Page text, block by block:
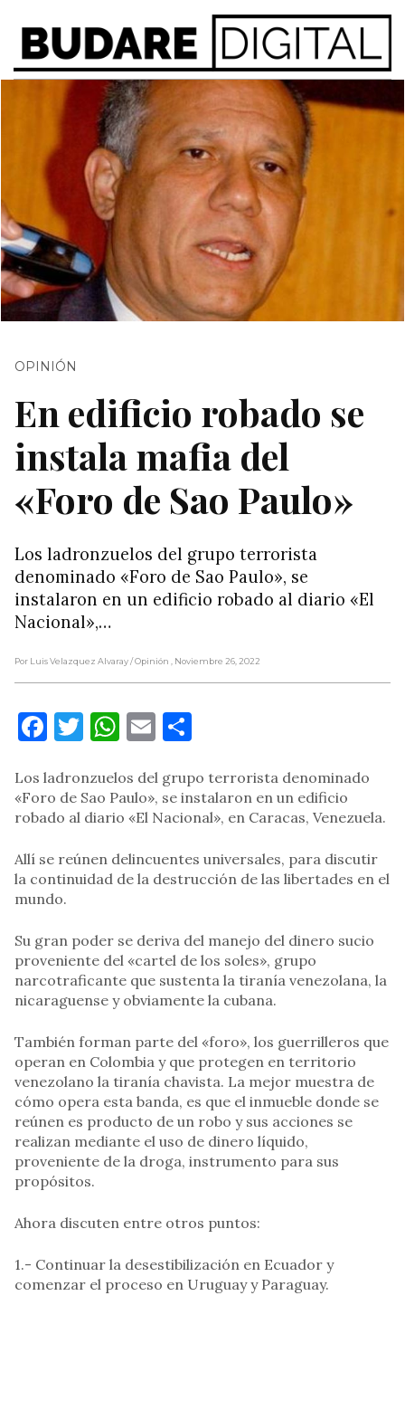
OPINIÓN
En edificio robado se
instala mafia del
«Foro de Sao Paulo»
Los ladronzuelos del grupo terrorista
denominado «Foro de Sao Paulo», se
instalaron en un edificio robado al diario «El
Nacional»,…
Por Luis Velazquez Alvaray/ Opinión , Noviembre 26, 2022
Facebook
Twitter
WhatsApp
Email
Los ladronzuelos del grupo terrorista denominado
«Foro de Sao Paulo», se instalaron en un edificio
robado al diario «El Nacional», en Caracas, Venezuela.
Allí se reúnen delincuentes universales, para discutir
la continuidad de la destrucción de las libertades en el
mundo.
Su gran poder se deriva del manejo del dinero sucio
proveniente del «cartel de los soles», grupo
narcotraficante que sustenta la tiranía venezolana, la
nicaraguense y obviamente la cubana.
También forman parte del «foro», los guerrilleros que
operan en Colombia y que protegen en territorio
venezolano la tiranía chavista. La mejor muestra de
cómo opera esta banda, es que el inmueble donde se
reúnen es producto de un robo y sus acciones se
realizan mediante el uso de dinero líquido,
proveniente de la droga, instrumento para sus
propósitos.
Ahora discuten entre otros puntos:
1.- Continuar la desestibilización en Ecuador y
comenzar el proceso en Uruguay y Paraguay.